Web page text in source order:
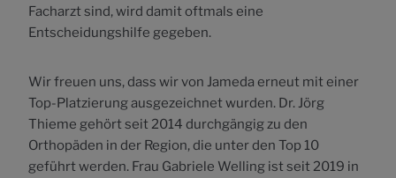
Facharzt sind, wird damit oftmals eine
Entscheidungshilfe gegeben.
Wir freuen uns, dass wir von Jameda erneut mit einer
Top-Platzierung ausgezeichnet wurden. Dr. Jörg
Thieme gehört seit 2014 durchgängig zu den
Orthopäden in der Region, die unter den Top 10
geführt werden. Frau Gabriele Welling ist seit 2019 in